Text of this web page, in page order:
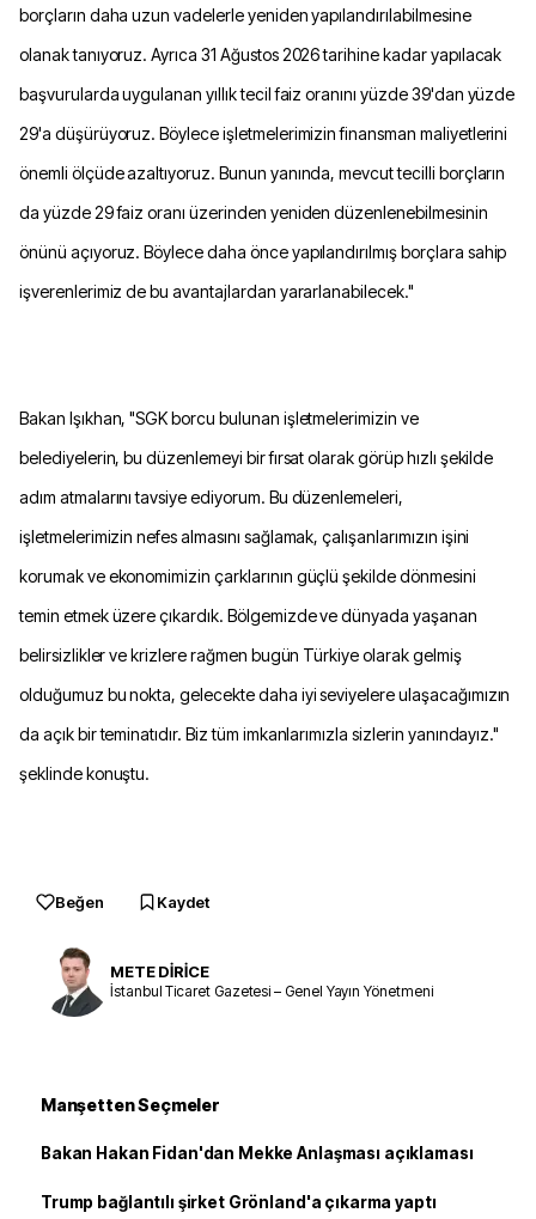
borçların daha uzun vadelerle yeniden yapılandırılabilmesine
olanak tanıyoruz. Ayrıca 31 Ağustos 2026 tarihine kadar yapılacak
başvurularda uygulanan yıllık tecil faiz oranını yüzde 39'dan yüzde
29'a düşürüyoruz. Böylece işletmelerimizin finansman maliyetlerini
önemli ölçüde azaltıyoruz. Bunun yanında, mevcut tecilli borçların
da yüzde 29 faiz oranı üzerinden yeniden düzenlenebilmesinin
önünü açıyoruz. Böylece daha önce yapılandırılmış borçlara sahip
işverenlerimiz de bu avantajlardan yararlanabilecek."
Bakan Işıkhan, "SGK borcu bulunan işletmelerimizin ve
belediyelerin, bu düzenlemeyi bir fırsat olarak görüp hızlı şekilde
adım atmalarını tavsiye ediyorum. Bu düzenlemeleri,
işletmelerimizin nefes almasını sağlamak, çalışanlarımızın işini
korumak ve ekonomimizin çarklarının güçlü şekilde dönmesini
temin etmek üzere çıkardık. Bölgemizde ve dünyada yaşanan
belirsizlikler ve krizlere rağmen bugün Türkiye olarak gelmiş
olduğumuz bu nokta, gelecekte daha iyi seviyelere ulaşacağımızın
da açık bir teminatıdır. Biz tüm imkanlarımızla sizlerin yanındayız."
şeklinde konuştu.
Beğen Kaydet
METE DİRİCE
İstanbul Ticaret Gazetesi – Genel Yayın Yönetmeni
Manşetten Seçmeler
Bakan Hakan Fidan'dan Mekke Anlaşması açıklaması
Trump bağlantılı şirket Grönland'a çıkarma yaptı